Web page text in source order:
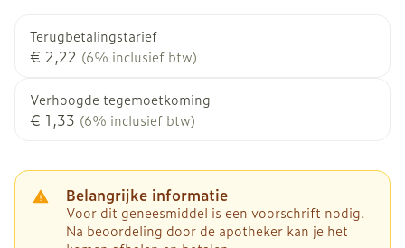
Terugbetalingstarief
€ 2,22 (6% inclusief btw)
Verhoogde tegemoetkoming
€ 1,33 (6% inclusief btw)
Belangrijke informatie
Voor dit geneesmiddel is een voorschrift nodig.
Na beoordeling door de apotheker kan je het